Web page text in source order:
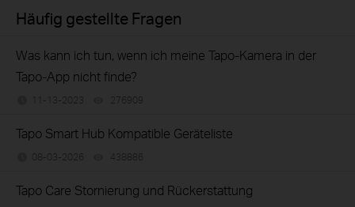
Häufig gestellte Fragen
Was kann ich tun, wenn ich meine Tapo-Kamera in der
Tapo-App nicht finde?
11-13-2023 276909
Tapo Smart Hub Kompatible Geräteliste
08-03-2026 438886
Tapo Care Stornierung und Rückerstattung